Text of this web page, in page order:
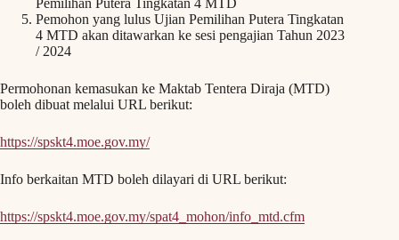
Pemohon yang lulus Ujian Pemilihan Putera Tingkatan
4 MTD akan ditawarkan ke sesi pengajian Tahun 2023
/ 2024
Permohonan kemasukan ke Maktab Tentera Diraja (MTD)
boleh dibuat melalui URL berikut:
https://spskt4.moe.gov.my/
Info berkaitan MTD boleh dilayari di URL berikut:
https://spskt4.moe.gov.my/spat4_mohon/info_mtd.cfm